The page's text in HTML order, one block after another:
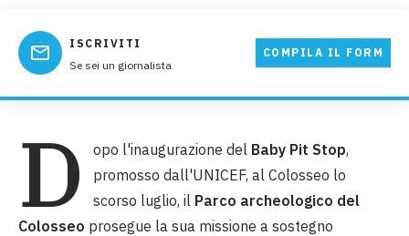
ISCRIVITI
Se sei un giornalista
COMPILA IL FORM
D opo l'inaugurazione del Baby Pit Stop,
promosso dall'UNICEF, al Colosseo lo
scorso luglio, il Parco archeologico del
Colosseo prosegue la sua missione a sostegno